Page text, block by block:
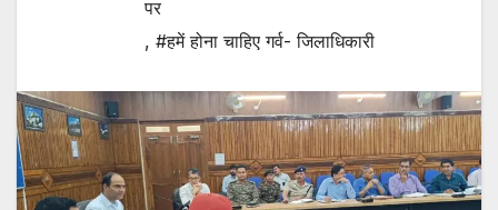
पर
, #हमें होना चाहिए गर्व- जिलाधिकारी